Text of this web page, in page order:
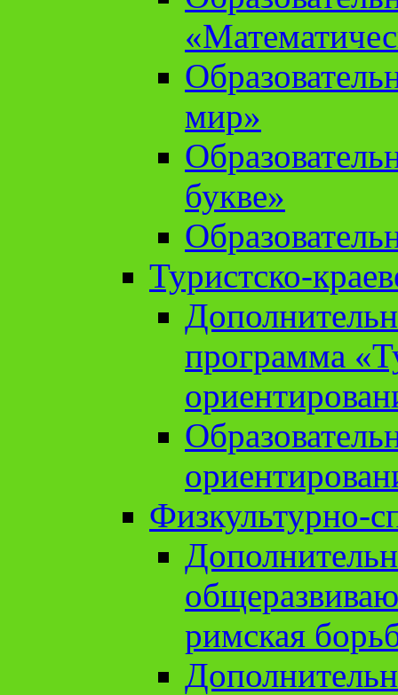
мир»
букве»
Туристско-
программа
Физкультурно-
римская